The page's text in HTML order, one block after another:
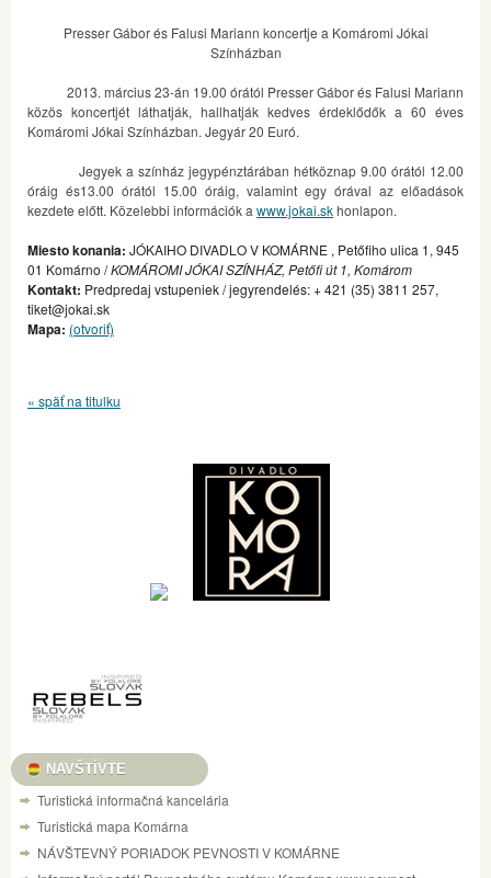
Presser Gábor és Falusi Mariann koncertje a Komáromi Jókai
Színházban
2013. március 23-án 19.00 órától Presser Gábor és Falusi Mariann
közös koncertjét láthatják, hallhatják kedves érdeklődők a 60 éves
Komáromi Jókai Színházban. Jegyár 20 Euró.
Jegyek a színház jegypénztárában hétköznap 9.00 órától 12.00
óráig és13.00 órától 15.00 óráig, valamint egy órával az előadások
kezdete előtt. Közelebbi információk a www.jokai.skhonlapon.
Miesto konania: JÓKAIHO DIVADLO V KOMÁRNE , Petőfiho ulica 1, 945
01 Komárno /KOMÁROMI JÓKAI SZÍNHÁZ, Petőfi út 1, Komárom
Kontakt: Predpredaj vstupeniek / jegyrendelés: + 421 (35) 3811 257,
tiket@jokai.sk
Mapa: (otvoriť)
« späť na titulku
NAVŠTÍVTE
Turistická informačná kancelária
Turistická mapa Komárna
NÁVŠTEVNÝ PORIADOK PEVNOSTI V KOMÁRNE